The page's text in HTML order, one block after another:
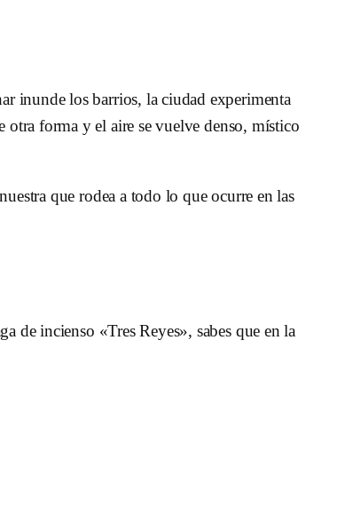
inunde los barrios, la ciudad experimenta
otra forma y el aire se vuelve denso, místico
que rodea a todo lo que ocurre en las
de incienso «Tres Reyes», sabes que en la